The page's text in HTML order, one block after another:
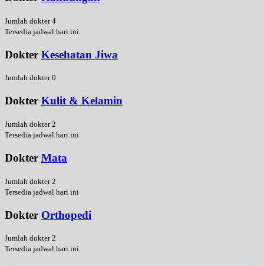
Jumlah dokter 4
Tersedia jadwal hari ini
Dokter Kesehatan Jiwa
Jumlah dokter 0
Dokter Kulit & Kelamin
Jumlah dokter 2
Tersedia jadwal hari ini
Dokter Mata
Jumlah dokter 2
Tersedia jadwal hari ini
Dokter Orthopedi
Jumlah dokter 2
Tersedia jadwal hari ini